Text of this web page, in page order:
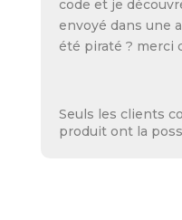
5
code et je
envoyé dans une
été piraté ? merci
Seuls les clients
produit ont la